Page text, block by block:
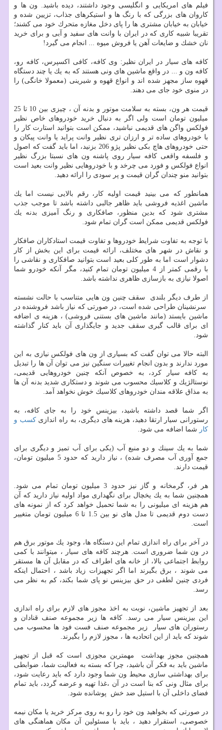
فیلم های امریكایی و انگلیسی وجود داشتند، دیده باشید. ون ها و
كاروان های بزرگی كه با رنگ ها و استیكرهای جذاب، تزیین شده و
خیابان به خیابان مشتری ها را پای دخل مغازه متحرك خود می كشند؛
تقریبا شبیه كاری كه در ایران با وانت های سفید و آبی و برای خرید
نان خشك و ضایعات آهن یا فروش میوه ... انجام می گیرد!
كافه های سیار در ایران نظیر: وی كافه، كافی اكسپرس، كافه رو،
كافه ون و ... در واقع ماشین های ونی هستند كه به یك یا چند دستگاه
قهوه ساز مجهز شده اند و انواع قهوه و شیرینی (معمولا خانگی) را
در منوی خود جای می دهند.
قیمت هر ون، بسته به سلامت موتور و بدنه آن ، چیزی بین 10 تا 25
میلیون تومان است ولی اگر به دنبال خرید خودروهای خاص نظیر
فولكس واگن های قدیمی نباشید، ممكن است بتوانید استارت كار را
با خودروهای ساده تر و ارزان تری نظیر وانت پراید یا وانت پیكان و
حتی خودروهای هاچ بكی نظیر پژو 206 بزنید، اما باید گفت كه اصول
و فلسفه واقعی كافه سیار روی پاشنه ون های نسبتا بزرگ نظیر
انواع فولكس و فورد می چرخد و با خودروهایی نظیر وانت بعید است
بتوانید منو چندان گران قیمت و پر سودی را ارائه دهید.
همانطور كه می بینید قیمت اولیه كار، رقم بالایی نیست اما یك
ماشین اغذیه فروشی باید ظاهر جالبی داشته باشد تا موجب جذب
مشتری شود كه بدین منظور، صافكاری و رنگ آمیزی بدنه یك
فولكس قدیمی ممكن است گران تمام شود.
با توجه به تفاوت شرایط خودروها و تفاوت قیمت استادكاران صافكار
و نقاش در شهر های مختلف، ارائه قیمت برای این بخش از كار
دشوار است اما به طور كلی بعید است بتوانید صافكاری و نقاشی را
با رقمی كمتر از 4 میلیون تومان تمام كنید، مگر آنكه خودرو شما
اصولا نیازی به بازسازی ظاهری نداشته باشد.
از طرف دیگر بلندی سقف چنین ون هایی متناسب با حالت نشسته
سرنشینان طراحی شده است، در صورتی كه نیاز باشد فروشنده در
ماشین بایستد (مانند ماشین های بستنی فروشی) ، هزینه ی اضافه
ای برای قالب گیری سقف جدید و جایگذاری آن باید كنار گذاشته
شود.
البته حالا می توان گفت كه بسیاری از ون های فولكس نیازی به این
مورد ندارند و بدون انجام تغییرات سنگین نیز می توان آن ها را تبدیل
به كافه سیار كرد، به خصوص آنكه چنین خودروهایی قدیمی،
نوستالژیك و كلاسیك محسوب می شوند و دستكاری شدید بدنه آن ها
به مذاق علاقه مندان خودروهای كلاسیك خوش نخواهد آمد.
اگر شما قصد داشته باشید، بیزینس خود را به جای كافه، به
رستورانی سیار ارتقا دهید، هزینه های دیگری، به راه اندازیكسب و
كار شما اضافه می شود.
شما به یك سینك و دو منبع آب (یكی برای آب تمیز و دیگری برای
جمع آوری آب مصرف شده) ، نیاز دارید كه حدود 5 میلیون تومان،
قیمت دارند.
هر فر، گرمخانه و گاز نیز حدود 3 میلیون تومان تمام می شود.
همچنین شما به یك یخچال برای نگهداری مواد اولیه نیاز دارید كه آن
هم هزینه ای میلیونی را به شما تحمیل خواهد كرد كه از نمونه های
دست دوم قدیمی تا مدل های نو بین 1.5 تا 6 میلیون تومان متغییر
است.
در آخر برای راه اندازی تمام این دستگاه ها، وجود یك موتور برق هم
در ون شما ضروری است. هرچند كافه های سیار ، میتوانند با كمی
روابط اجتماعی بالا، از خانه های اطراف كه در مقابل آن ها مستقر
می شوند ، برق بگیرند اما اگر تجهیزات زیاد باشد ، احتمال اینكه
فردی چنین لطفی در حق بیزینس نو پای شما بكند، كم به نظر می
رسد.
بعد از تجهیز ماشین، نوبت به اخذ مجوز های لازم برای راه اندازی
این بیزینس سیار می رسد. كافه ها زیر مجموعه صنف قنادان و
رستوران های سیار زیر مجموعه صنف فست فود ها محسوب می
شوند كه باید از این اتحادیه ها ، مجوز لازم را بگیرند.
همچنین مجوز بهداشت مهمترین مجوزی است كه قبل از تجهیز
ماشین باید به فكر آن باشید، چرا كه بسته به فعالیت شما، ضوابطی
برای بهداشتی سازی محیط ون شما وجود دارد كه باید رعایت شود،
برای مثال ونی كه بنا است در آن ،غذا تهیه و عرضه گردد، باید تمام
فضای داخلی آن با استیل ضد خش پوشانده شود.
در صورتی كه بخواهید ون خود را رو به روی مركز خرید یا مكان نیمه
خصوصی، استقرار دهید ، باید با مسئولین آن مكان هماهنگی های